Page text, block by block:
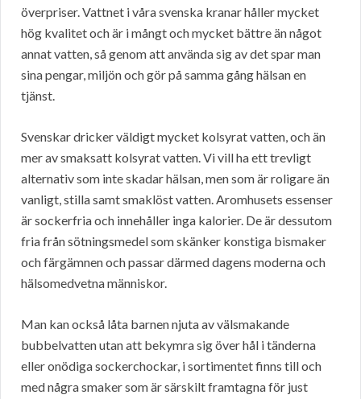
överpriser. Vattnet i våra svenska kranar håller mycket
hög kvalitet och är i mångt och mycket bättre än något
annat vatten, så genom att använda sig av det spar man
sina pengar, miljön och gör på samma gång hälsan en
tjänst.
Svenskar dricker väldigt mycket kolsyrat vatten, och än
mer av smaksatt kolsyrat vatten. Vi vill ha ett trevligt
alternativ som inte skadar hälsan, men som är roligare än
vanligt, stilla samt smaklöst vatten. Aromhusets essenser
är sockerfria och innehåller inga kalorier. De är dessutom
fria från sötningsmedel som skänker konstiga bismaker
och färgämnen och passar därmed dagens moderna och
hälsomedvetna människor.
Man kan också låta barnen njuta av välsmakande
bubbelvatten utan att bekymra sig över hål i tänderna
eller onödiga sockerchockar, i sortimentet finns till och
med några smaker som är särskilt framtagna för just